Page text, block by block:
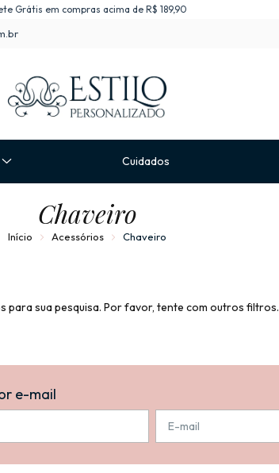
Grátis em compras acima de R$ 189,90
Cuidados
Chaveiro
Início Acessórios Chaveiro
para sua pesquisa. Por favor, tente com outros filtros.
e-mail